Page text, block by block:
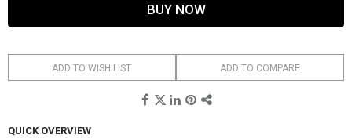
BUY NOW
ADD TO WISH LIST ADD TO COMPARE
QUICK OVERVIEW